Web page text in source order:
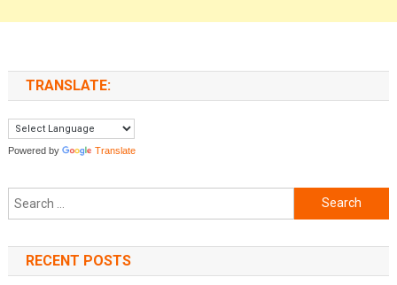
TRANSLATE:
Powered by Translate
Search for:
RECENT POSTS